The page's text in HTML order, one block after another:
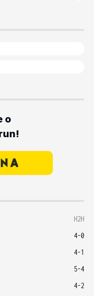
o
H2H
4-0
4-1
5-4
4-2